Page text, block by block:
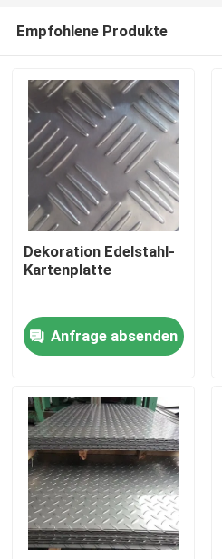
Produkte
Videos
Über uns
Empfohlene Produkte
Dekoration Edelstahl-
Kartenplatte
Anfrage absenden